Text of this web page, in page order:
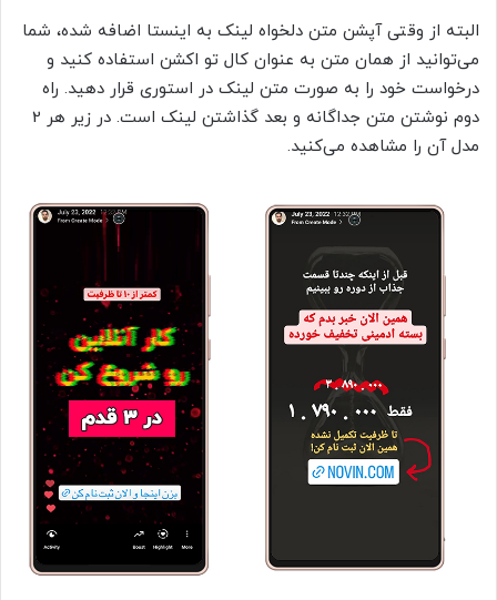
البته از وقتی آپشن متن دلخواه لینک به اینستا اضافه شده، شما
می‌توانید از همان متن به عنوان کال تو اکشن استفاده کنید و
درخواست خود را به صورت متن لینک در استوری قرار دهید. راه
دوم نوشتن متن جداگانه و بعد گذاشتن لینک است. در زیر هر 2
مدل آن را مشاهده می‌کنید.